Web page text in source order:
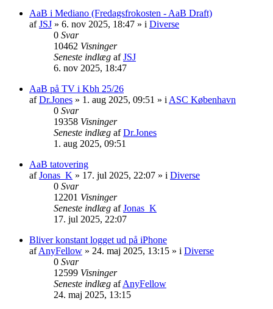
AaB i Mediano (Fredagsfrokosten - AaB Draft)
afJSJ » 6. nov 2025, 18:47 » i Diverse
0 Svar
10462 Visninger
Seneste indlæg afJSJ
6. nov 2025, 18:47
AaB på TV i Kbh 25/26
afDr.Jones » 1. aug 2025, 09:51 » i ASC København
0 Svar
19358 Visninger
Seneste indlæg afDr.Jones
1. aug 2025, 09:51
AaB tatovering
afJonas_K » 17. jul 2025, 22:07 » i Diverse
0 Svar
12201 Visninger
Seneste indlæg afJonas_K
17. jul 2025, 22:07
Bliver konstant logget ud på iPhone
afAnyFellow » 24. maj 2025, 13:15 » i Diverse
0 Svar
12599 Visninger
Seneste indlæg afAnyFellow
24. maj 2025, 13:15